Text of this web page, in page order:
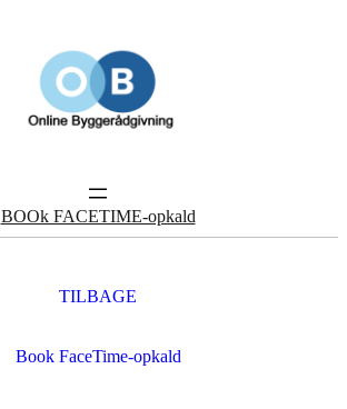
BOOk FACETIME-opkald
TILBAGE
Book FaceTime-opkald